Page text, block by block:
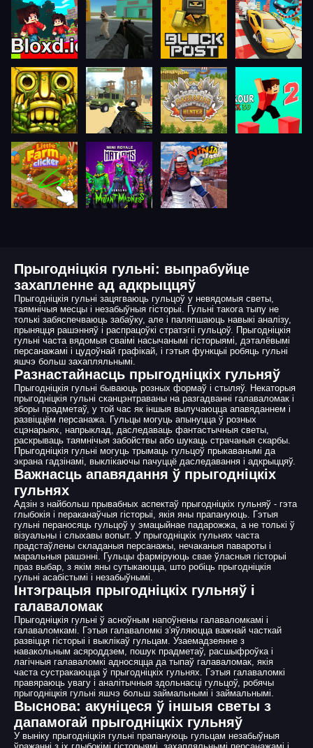
Прыгодніцкія гульні: выпрабуйце
захапленне ад адкрыццяў
Прыгодніцкія гульні зацягваюць гульцоў у невядомыя светы,
таямнічыя месцы і незабыўныя гісторыі. Гульні такога тыпу не
толькі забяспечваюць забаўку, але і паляпшаюць навыкі аналізу,
прыняцця рашэнняў і распрацоўкі стратэгіі гульцоў. Прыгодніцкія
гульні часта вядомыя сваімі насычанымі гісторыямі, дэталёвымі
персанажамі і цудоўнай графікай, і гэтыя функцыі робяць гульні
яшчэ больш захапляльнымі.
Разнастайнасць прыгодніцкіх гульняў
Прыгодніцкія гульні бываюць розных формаў і стыляў. Некаторыя
прыгодніцкія гульні сканцэнтраваны на разгадванні галаваломак і
зборы прадметаў, у той час як іншыя вылучаюцца апавяданнем і
развіццём персанажа. Гульцы могуць апынуцца ў розных
сцэнарыях, напрыклад, даследаваць фантастычныя светы,
раскрываць таямнічыя забойствы або шукаць страчаныя скарбы.
Прыгодніцкія гульні могуць трымаць гульцоў прыкаванымі да
экрана гадзінамі, выклікаючы пачуццё даследавання і адкрыццяў.
Важнасць апавядання ў прыгодніцкіх
гульнях
Адзін з найбольш прывабных аспектаў прыгодніцкіх гульняў - гэта
глыбокія і пераканаўчыя гісторыі, якія яны прапануюць. Гэтыя
гульні пераносяць гульцоў у эмацыйнае падарожжа, а не толькі ў
візуальны і слыхавы вопыт. У прыгодніцкіх гульнях часта
прадстаўлены складаныя персанажы, нечаканыя павароты і
маральныя рашэнні. Гульцы фарміруюць свае ўласныя гісторыі
праз выбар, з якім яны сутыкаюцца, што робіць прыгодніцкія
гульні асабістымі і незабыўнымі.
Інтэграцыя прыгодніцкіх гульняў і
галаваломак
Прыгодніцкія гульні ў асноўным напоўнены галаваломкамі і
галаваломкамі. Гэтыя галаваломкі з'яўляюцца важнай часткай
развіцця гісторыі і выклікаў гульцам. Узаемадзеянне з
навакольным асяроддзем, пошук прадметаў, расшыфроўка і
лагічныя галаваломкі адносяцца да тыпаў галаваломак, якія
часта сустракаюцца ў прыгодніцкіх гульнях. Гэтыя галаваломкі
правяраюць увагу і аналітычныя здольнасці гульцоў, робячы
прыгодніцкія гульні яшчэ больш займальнымі і займальнымі.
Выснова: акуніцеся ў іншыя светы з
дапамогай прыгодніцкіх гульняў
У выніку прыгодніцкія гульні прапануюць гульцам незабыўныя